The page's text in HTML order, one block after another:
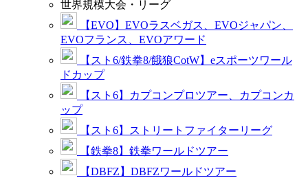
世界規模大会・リーグ
【EVO】EVOラスベガス、EVOジャパン、
EVOフランス、EVOアワード
【スト6/鉄拳8/餓狼CotW】eスポーツワール
ドカップ
【スト6】カプコンプロツアー、カプコンカ
ップ
【スト6】ストリートファイターリーグ
【鉄拳8】鉄拳ワールドツアー
【DBFZ】DBFZワールドツアー